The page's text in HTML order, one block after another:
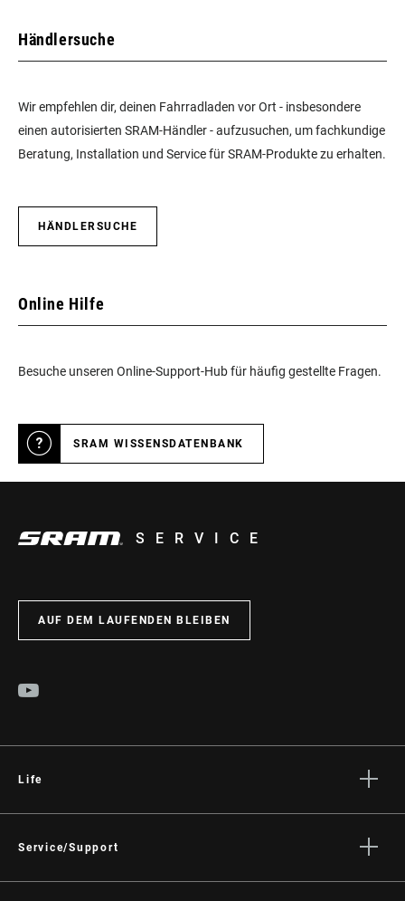
Händlersuche
Wir empfehlen dir, deinen Fahrradladen vor Ort - insbesondere
einen autorisierten SRAM-Händler - aufzusuchen, um fachkundige
Beratung, Installation und Service für SRAM-Produkte zu erhalten.
HÄNDLERSUCHE
Online Hilfe
Besuche unseren Online-Support-Hub für häufig gestellte Fragen.
SRAM WISSENSDATENBANK
SERVICE
AUF DEM LAUFENDEN BLEIBEN
Life
Kultur
Service/Support